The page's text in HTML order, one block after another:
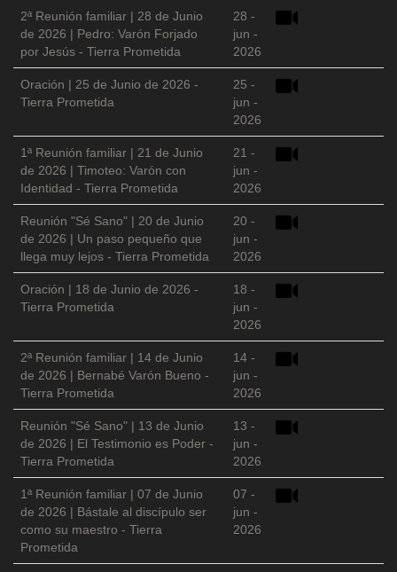
2ª Reunión familiar | 28 de Junio
de 2026 | Pedro: Varón Forjado
por Jesús - Tierra Prometida
28 -
jun -
2026
Oración | 25 de Junio de 2026 -
Tierra Prometida
25 -
jun -
2026
1ª Reunión familiar | 21 de Junio
de 2026 | Timoteo: Varón con
Identidad - Tierra Prometida
21 -
jun -
2026
Reunión "Sé Sano" | 20 de Junio
de 2026 | Un paso pequeño que
llega muy lejos - Tierra Prometida
20 -
jun -
2026
Oración | 18 de Junio de 2026 -
Tierra Prometida
18 -
jun -
2026
2ª Reunión familiar | 14 de Junio
de 2026 | Bernabé Varón Bueno -
Tierra Prometida
14 -
jun -
2026
Reunión "Sé Sano" | 13 de Junio
de 2026 | El Testimonio es Poder -
Tierra Prometida
13 -
jun -
2026
1ª Reunión familiar | 07 de Junio
de 2026 | Bástale al discípulo ser
como su maestro - Tierra
Prometida
07 -
jun -
2026